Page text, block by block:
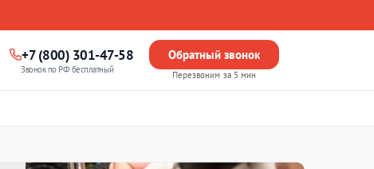
+7 (800) 301-47-58
Звонок по РФ бесплатный
Обратный звонок
Перезвоним за 5 мин